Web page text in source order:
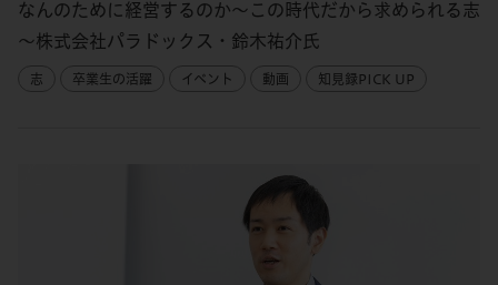
なんのために経営するのか～この時代だから求められる志
～株式会社パラドックス・鈴木祐介氏
志 卒業生の活躍 イベント 動画 知見録PICK UP